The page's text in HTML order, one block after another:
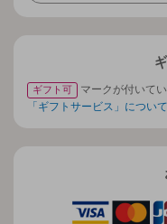
ギフト可
マークが付いて
「ギフトサービス」につい